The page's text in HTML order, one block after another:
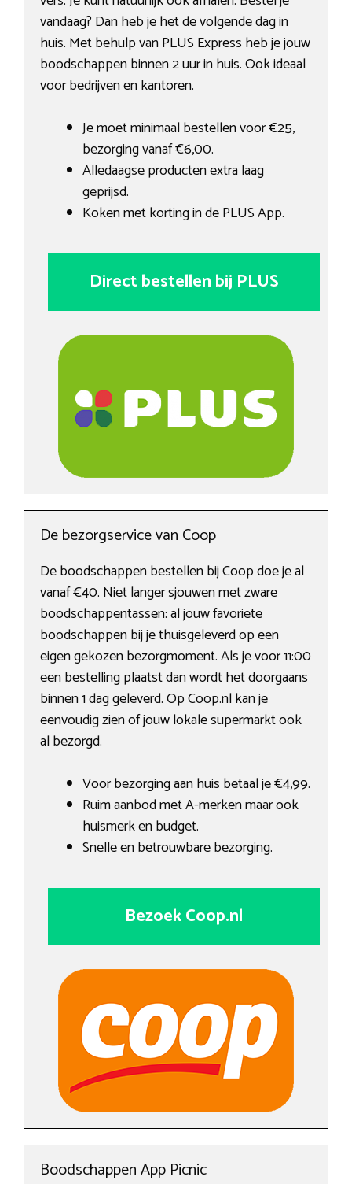
vandaag? Dan heb je het de volgende dag in
huis. Met behulp van PLUS Express heb je jouw
boodschappen binnen 2 uur in huis. Ook ideaal
voor bedrijven en kantoren.
Je moet minimaal bestellen voor €25,
bezorging vanaf €6,00.
Alledaagse producten extra laag
geprijsd.
Koken met korting in de PLUS App.
Direct bestellen bij PLUS
De bezorgservice van Coop
De boodschappen bestellen bij Coop doe je al
vanaf €40. Niet langer sjouwen met zware
boodschappentassen: al jouw favoriete
boodschappen bij je thuisgeleverd op een
eigen gekozen bezorgmoment. Als je voor 11:00
een bestelling plaatst dan wordt het doorgaans
binnen 1 dag geleverd. Op Coop.nl kan je
eenvoudig zien of jouw lokale supermarkt ook
al bezorgd.
Voor bezorging aan huis betaal je €4,99.
Ruim aanbod met A-merken maar ook
huismerk en budget.
Snelle en betrouwbare bezorging.
Bezoek Coop.nl
Boodschappen App Picnic